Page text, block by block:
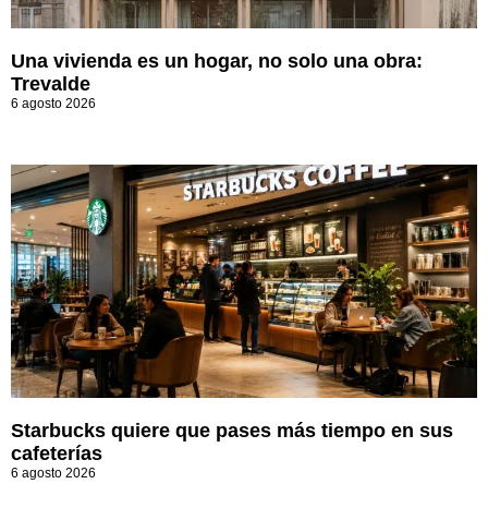
Una vivienda es un hogar, no solo una obra:
Trevalde
6 agosto 2026
Starbucks quiere que pases más tiempo en sus
cafeterías
6 agosto 2026